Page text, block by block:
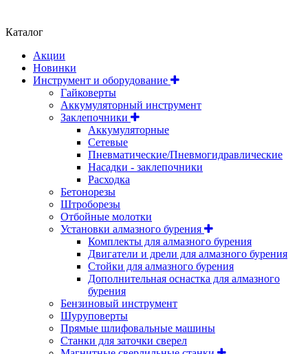
Каталог
Акции
Новинки
Инструмент и оборудование
Гайковерты
Аккумуляторный инструмент
Заклепочники
Аккумуляторные
Сетевые
Пневматические/Пневмогидравлические
Насадки - заклепочники
Расходка
Бетонорезы
Штроборезы
Отбойные молотки
Установки алмазного бурения
Комплекты для алмазного бурения
Двигатели и дрели для алмазного бурения
Стойки для алмазного бурения
Дополнительная оснастка для алмазного
бурения
Бензиновый инструмент
Шуруповерты
Прямые шлифовальные машины
Станки для заточки сверел